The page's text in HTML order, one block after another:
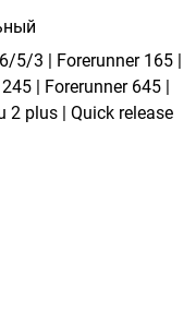
5/3 | Forerunner 165 |
| Forerunner 645 |
2 plus | Quick release